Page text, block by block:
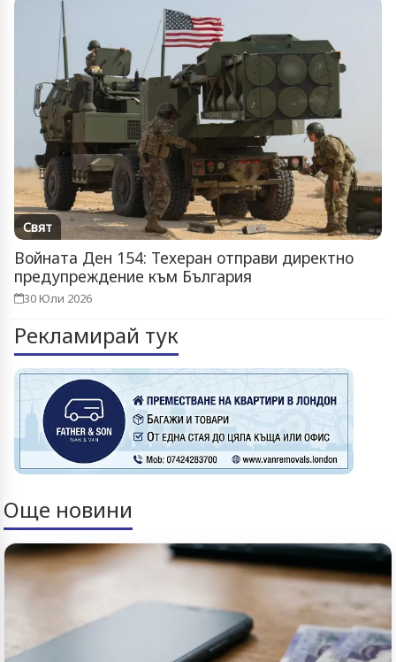
Свят
Войната Ден 154: Техеран отправи директно
предупреждение към България
30 Юли 2026
Рекламирай тук
Още новини